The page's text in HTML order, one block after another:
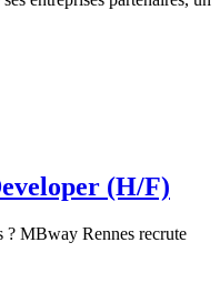
(H/F)
? MBway Rennes recrute